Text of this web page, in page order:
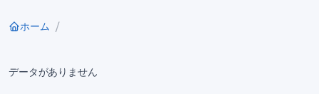
ホーム
データがありません